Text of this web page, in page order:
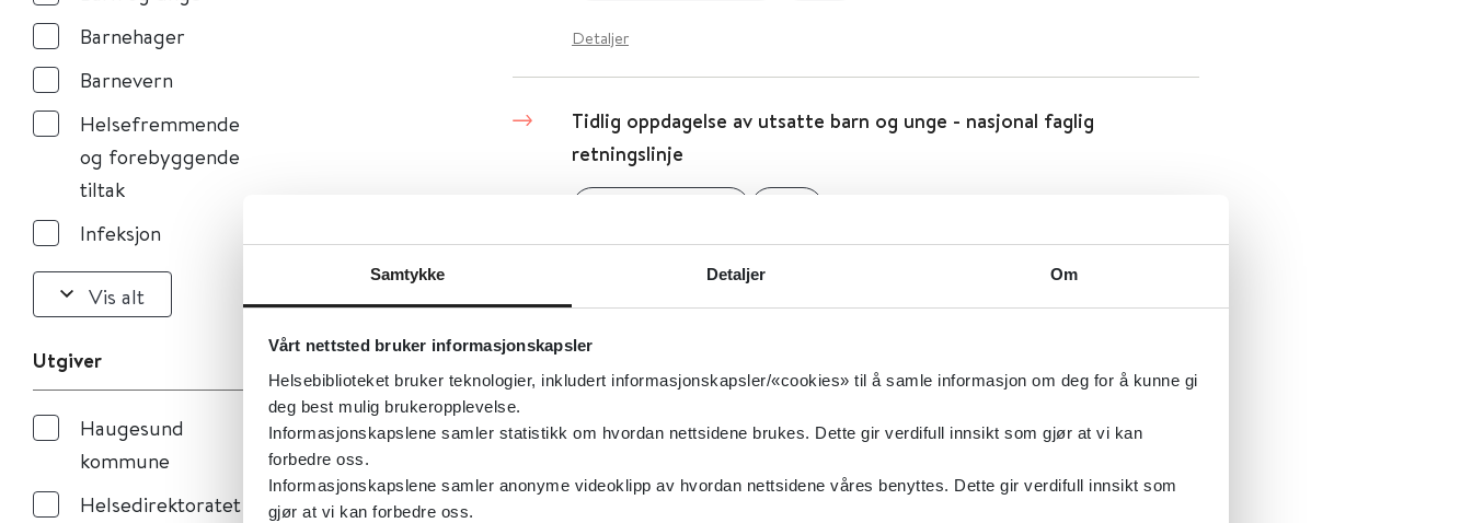
Samtykke Detaljer Om
Vårt nettsted bruker informasjonskapsler
Helsebiblioteket bruker teknologier, inkludert informasjonskapsler/«cookies» til å samle informasjon om deg for å kunne gi
deg best mulig brukeropplevelse.
Informasjonskapslene samler statistikk om hvordan nettsidene brukes. Dette gir verdifull innsikt som gjør at vi kan
forbedre oss.
Informasjonskapslene samler anonyme videoklipp av hvordan nettsidene våres benyttes. Dette gir verdifull innsikt som
gjør at vi kan forbedre oss.
Barnehager
Barnevern
Helsefremmende
og forebyggende
tiltak
Infeksjon
Vis alt
Utgiver
Haugesund
kommune
Helsedirektoratet
Detaljer
Tidlig oppdagelse av utsatte barn og unge - nasjonal faglig
retningslinje
Temporomandibulær dysfunksjon – TMD - nasjonal faglig
Helsedirektoratet 2016
Tannhelsetjenester til barn og unge 0–20 år - Nasjonal faglig